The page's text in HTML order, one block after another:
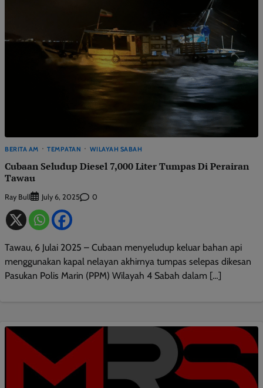
BERITA AM TEMPATAN WILAYAH SABAH
Cubaan Seludup Diesel 7,000 Liter Tumpas Di Perairan
Tawau
Ray Bull July 6, 2025 0
Tawau, 6 Julai 2025 – Cubaan menyeludup keluar bahan api
menggunakan kapal nelayan akhirnya tumpas selepas dikesan
Pasukan Polis Marin (PPM) Wilayah 4 Sabah dalam […]